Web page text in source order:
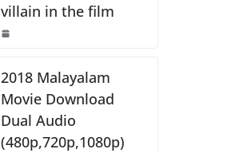
villain in the film
2018 Malayalam
Movie Download
Dual Audio
(480p,720p,1080p)